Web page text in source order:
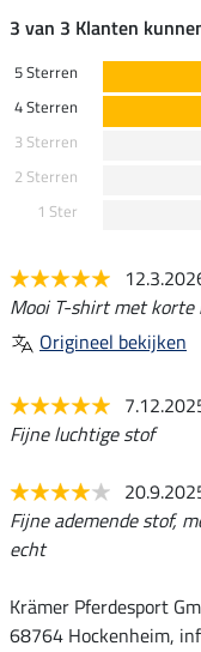
3 van 3 Klanten
5 Sterren
4 Sterren
3 Sterren
2 Sterren
1 Ster
Mooi T-shirt met korte
Origineel bekijken
Fijne luchtige stof
Fijne ademende stof,
echt
Krämer Pferdesport
68764 Hockenheim,